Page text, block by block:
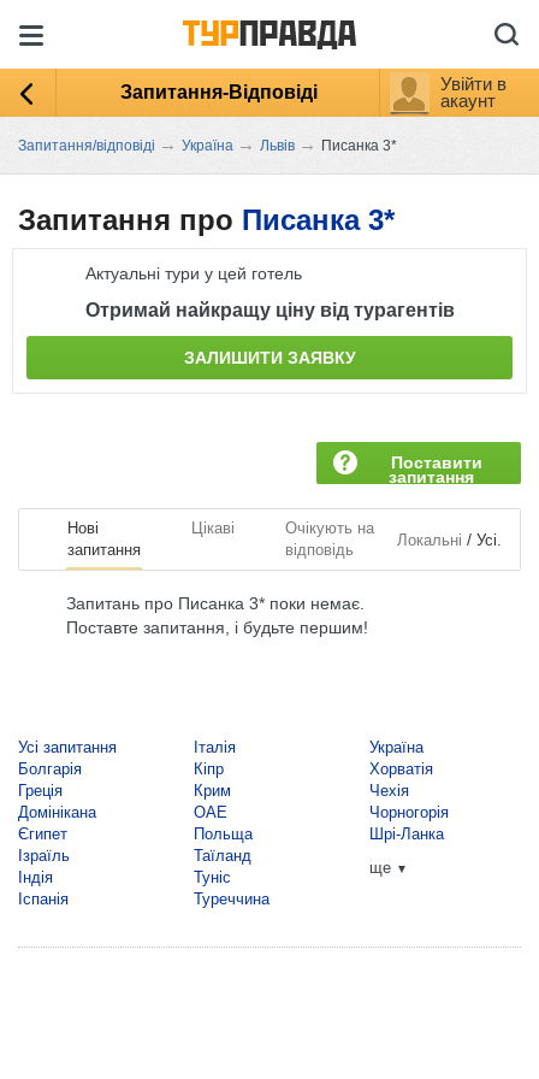
Запитання-Відповіді
Увійти в
акаунт
Запитання/відповіді → Україна → Львів → Писанка 3*
Запитання про Писанка 3*
Актуальні тури у цей готель
Отримай найкращу ціну від турагентів
ЗАЛИШИТИ ЗАЯВКУ
Поставити
запитання
Нові
запитання
Цікаві
Очікують на
відповідь
Локальні / Усі.
Запитань про Писанка 3* поки немає.
Поставте запитання, і будьте першим!
Усі запитання
Болгарія
Греція
Домінікана
Єгипет
Ізраїль
Індія
Іспанія
Італія
Кіпр
Крим
ОАЕ
Польща
Таїланд
Туніс
Туреччина
Україна
Хорватія
Чехія
Чорногорія
Шрі-Ланка
ще ▼